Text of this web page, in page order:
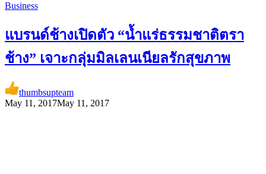
Business
แบรนด์ช้างเปิดตัว “น้ำแร่ธรรมชาติตรา
ช้าง” เจาะกลุ่มมิลเลนเนียลรักสุขภาพ
thumbsupteam
May 11, 2017May 11, 2017